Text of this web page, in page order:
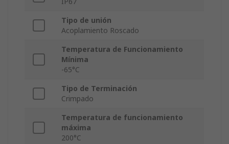
Tipo de unión
Acoplamiento Roscado
Temperatura de Funcionamiento
Mínima
-65°C
Tipo de Terminación
Crimpado
Temperatura de funcionamiento
máxima
200°C